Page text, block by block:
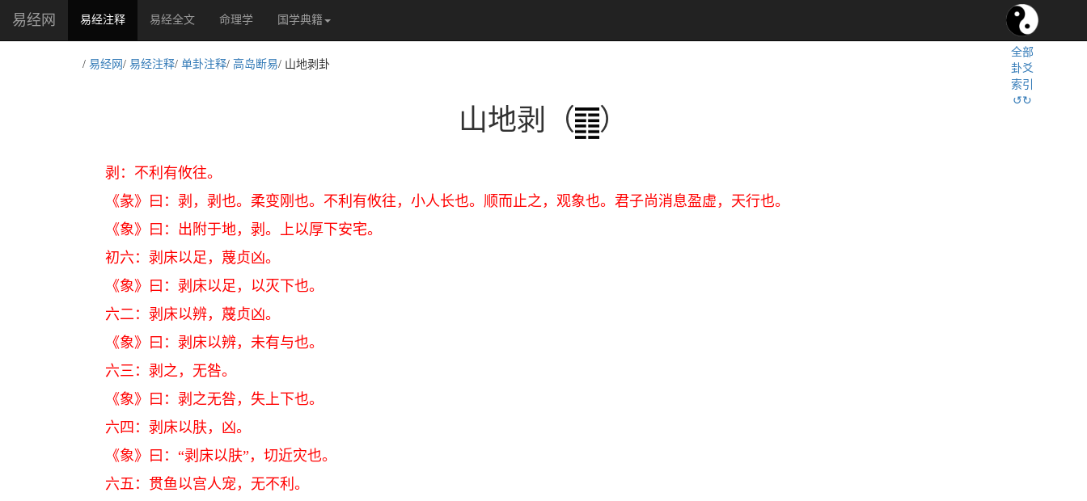
易经网 易经注释(current)易经全文 命理学 国学典籍
全部
卦爻
索引
↺↻
/ 易经网 / 易经注释/ 单卦注释/ 高岛断易/ 山地剥卦
山地剥（ ）
剥：不利有攸往。
《彖》曰：剥，剥也。柔变刚也。不利有攸往，小人长也。顺而止之，观象也。君子尚消息盈虚，天行也。
《象》曰：出附于地，剥。上以厚下安宅。
初六：剥床以足，蔑贞凶。
《象》曰：剥床以足，以灭下也。
六二：剥床以辨，蔑贞凶。
《象》曰：剥床以辨，未有与也。
六三：剥之，无咎。
《象》曰：剥之无咎，失上下也。
六四：剥床以肤，凶。
《象》曰：“剥床以肤”，切近灾也。
六五：贯鱼以宫人宠，无不利。